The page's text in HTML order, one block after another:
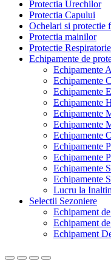
Protectia Urechilor
Protectia Capului
Ochelari si protectie
Protectia mainilor
Protectie Respiratorie
Echipamente de
Echipamente
Echipamente
Echipamente
Echipamente
Echipamente
Echipamente
Echipamente
Echipamente
Echipamente
Echipamente
Echipamente
Lucru la
Selectii Sezoniere
Echipament
Echipament
Echipament